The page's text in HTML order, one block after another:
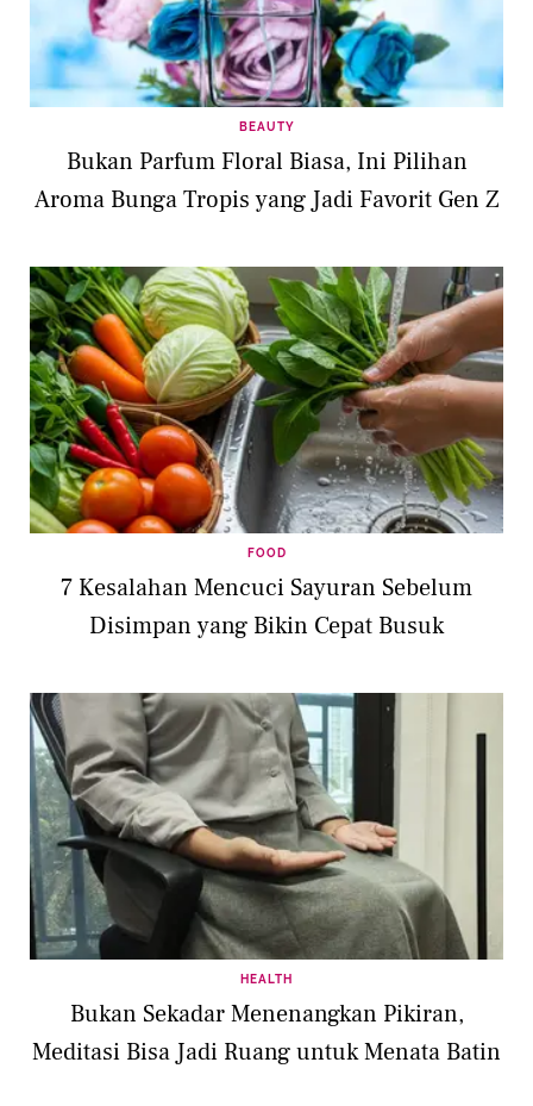
BEAUTY
Bukan Parfum Floral Biasa, Ini Pilihan
Aroma Bunga Tropis yang Jadi Favorit Gen Z
FOOD
7 Kesalahan Mencuci Sayuran Sebelum
Disimpan yang Bikin Cepat Busuk
HEALTH
Bukan Sekadar Menenangkan Pikiran,
Meditasi Bisa Jadi Ruang untuk Menata Batin